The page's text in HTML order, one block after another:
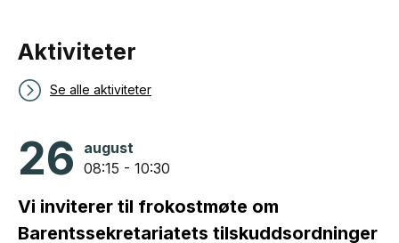
Aktiviteter
Se alle aktiviteter
26
august
08:15 - 10:30
Vi inviterer til frokostmøte om
Barentssekretariatets tilskuddsordninger